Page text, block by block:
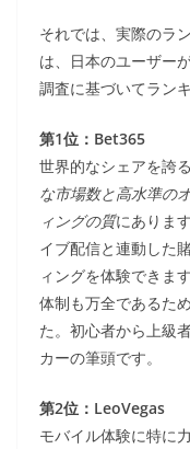
それでは、実際のラ
は、日本のユーザー
調査に基づいてラン
第1位：Bet365
世界的なシェアを誇
な市場数と高水準の
ィングの質にありま
イブ配信と連動した
ィングを体験できま
体制も万全であるた
た。初心者から上級
カーの筆頭です。
第2位：LeoVegas
モバイル体験に特に